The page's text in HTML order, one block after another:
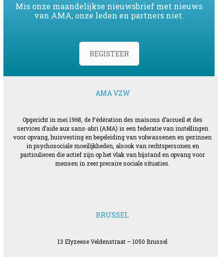
Mis onze maandelijkse nieuwsbrief met nieuws
van AMA, onze leden en partners niet.
REGISTEER
AMA VZW
Opgericht in mei 1968, de Fédération des maisons d’accueil et des
services d’aide aux sans-abri (AMA) is een federatie van instellingen
voor opvang, huisvesting en begeleiding van volwassenen en gezinnen
in psychosociale moeilijkheden, alsook van rechtspersonen en
particulieren die actief zijn op het vlak van bijstand en opvang voor
mensen in zeer precaire sociale situaties.
BRUSSEL
13 Elyzeese Veldenstraat – 1050 Brussel